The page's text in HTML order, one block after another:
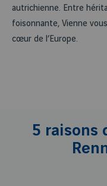
autrichienne. Entre
foisonnante, Vienne
cœur de l’Europe.
5 raisons